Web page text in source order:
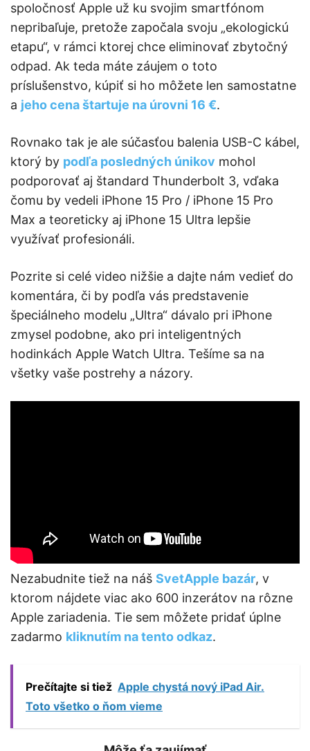
spoločnosť Apple už ku svojim smartfónom
nepribaľuje, pretože započala svoju „ekologickú
etapu“, v rámci ktorej chce eliminovať zbytočný
odpad. Ak teda máte záujem o toto
príslušenstvo, kúpiť si ho môžete len samostatne
a jeho cena štartuje na úrovni 16 €.
Rovnako tak je ale súčasťou balenia USB-C kábel,
ktorý by podľa posledných únikov mohol
podporovať aj štandard Thunderbolt 3, vďaka
čomu by vedeli iPhone 15 Pro / iPhone 15 Pro
Max a teoreticky aj iPhone 15 Ultra lepšie
využívať profesionáli.
Pozrite si celé video nižšie a dajte nám vedieť do
komentára, či by podľa vás predstavenie
špeciálneho modelu „Ultra“ dávalo pri iPhone
zmysel podobne, ako pri inteligentných
hodinkách Apple Watch Ultra. Tešíme sa na
všetky vaše postrehy a názory.
Nezabudnite tiež na náš SvetApple bazár, v
ktorom nájdete viac ako 600 inzerátov na rôzne
Apple zariadenia. Tie sem môžete pridať úplne
zadarmo kliknutím na tento odkaz.
Prečítajte si tiež Apple chystá nový iPad Air.
Toto všetko o ňom vieme